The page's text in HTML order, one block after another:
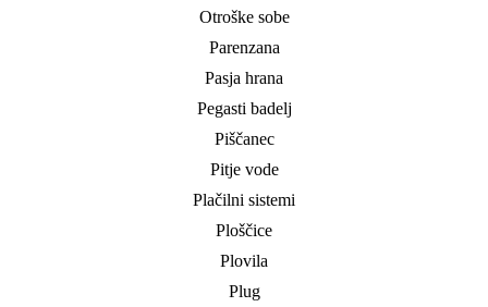
Otroške sobe
Parenzana
Pasja hrana
Pegasti badelj
Piščanec
Pitje vode
Plačilni sistemi
Ploščice
Plovila
Plug